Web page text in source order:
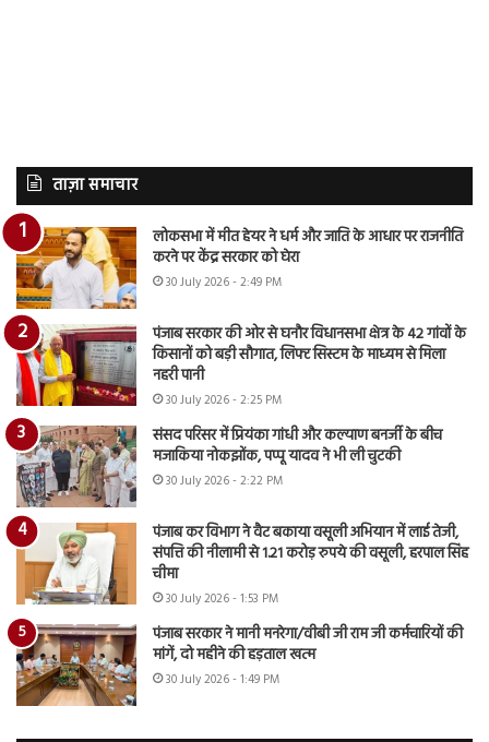
ताज़ा समाचार
लोकसभा में मीत हेयर ने धर्म और जाति के आधार पर राजनीति
करने पर केंद्र सरकार को घेरा
30 July 2026 - 2:49 PM
पंजाब सरकार की ओर से घनौर विधानसभा क्षेत्र के 42 गांवों के
किसानों को बड़ी सौगात, लिफ्ट सिस्टम के माध्यम से मिला
नहरी पानी
30 July 2026 - 2:25 PM
संसद परिसर में प्रियंका गांधी और कल्याण बनर्जी के बीच
मजाकिया नोकझोंक, पप्पू यादव ने भी ली चुटकी
30 July 2026 - 2:22 PM
पंजाब कर विभाग ने वैट बकाया वसूली अभियान में लाई तेजी,
संपत्ति की नीलामी से 1.21 करोड़ रुपये की वसूली, हरपाल सिंह
चीमा
30 July 2026 - 1:53 PM
पंजाब सरकार ने मानी मनरेगा/वीबी जी राम जी कर्मचारियों की
मांगें, दो महीने की हड़ताल खत्म
30 July 2026 - 1:49 PM